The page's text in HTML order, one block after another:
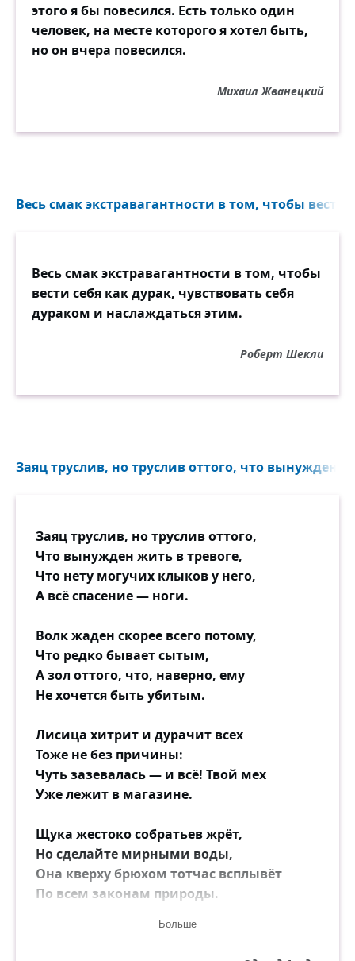
этого я бы повесился. Есть только один
человек, на месте которого я хотел быть,
но он вчера повесился.
Михаил Жванецкий
Весь смак экстравагантности в том, чтобы вести
Весь смак экстравагантности в том, чтобы
вести себя как дурак, чувствовать себя
дураком и наслаждаться этим.
Роберт Шекли
Заяц труслив, но труслив оттого, что вынужден
Заяц труслив, но труслив оттого,
Что вынужден жить в тревоге,
Что нету могучих клыков у него,
А всё спасение — ноги.
Волк жаден скорее всего потому,
Что редко бывает сытым,
А зол оттого, что, наверно, ему
Не хочется быть убитым.
Лисица хитрит и дурачит всех
Тоже не без причины:
Чуть зазевалась — и всё! Твой мех
Уже лежит в магазине.
Щука жестоко собратьев жрёт,
Но сделайте мирными воды,
Она кверху брюхом тотчас всплывёт
По всем законам природы.
Меняет окраску хамелеон
Больше